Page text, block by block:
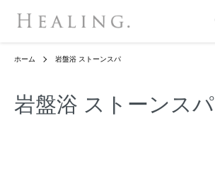
ホーム 岩盤浴 ストーンスパ
岩盤浴 ストーンスパ